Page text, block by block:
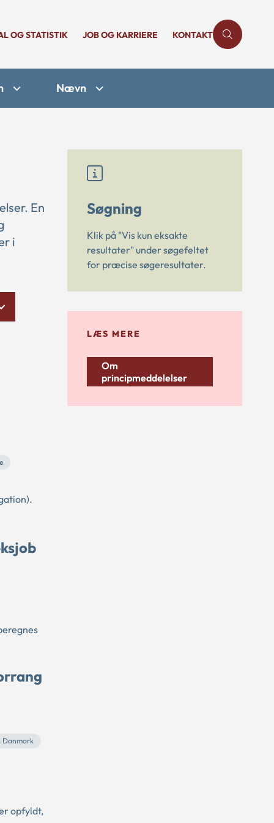
OG STATISTIK JOB OG KARRIERE KONTAKT
Nævn
En
i
Danmark
opfyldt,
Søgning
Klik på "Vis kun eksakte
resultater" under søgefeltet
for præcise søgeresultater.
LÆS MERE
Om
principmeddelelser